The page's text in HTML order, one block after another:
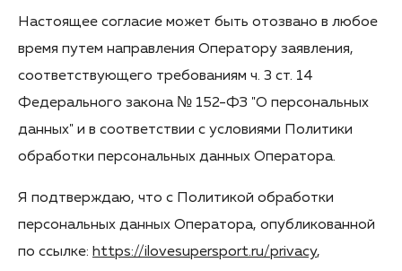
Настоящее согласие может быть отозвано в любое
время путем направления Оператору заявления,
соответствующего требованиям ч. 3 ст. 14
Федерального закона № 152-ФЗ "О персональных
данных" и в соответствии с условиями Политики
обработки персональных данных Оператора.
Я подтверждаю, что с Политикой обработки
персональных данных Оператора, опубликованной
по ссылке: https://ilovesupersport.ru/privacy,